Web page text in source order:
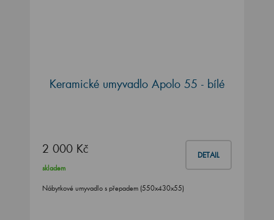
Keramické umyvadlo Apolo 55 - bílé
2 000 Kč DETAIL
skladem
Nábytkové umyvadlo s přepadem (550x430x55)